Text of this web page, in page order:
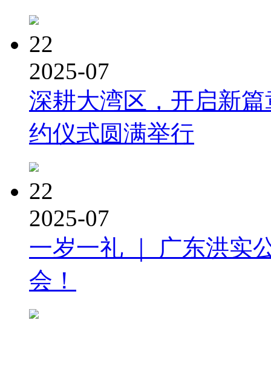
22
2025-07
深耕大湾区，开启新
约仪式圆满举行
22
2025-07
一岁一礼 ｜ 广东洪实
会！